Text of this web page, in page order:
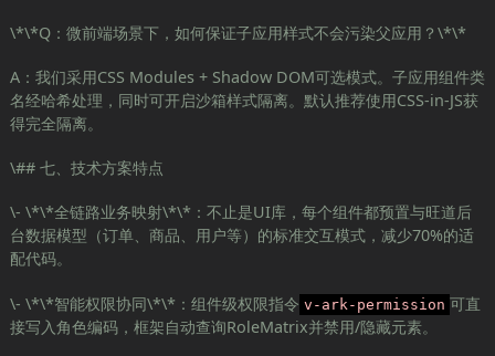
\*\*Q：微前端场景下，如何保证子应用样式不会污染父应用？\*\*
A：我们采用CSS Modules + Shadow DOM可选模式。子应用组件类
名经哈希处理，同时可开启沙箱样式隔离。默认推荐使用CSS-in-JS获
得完全隔离。
\## 七、技术方案特点
\- \*\*全链路业务映射\*\*：不止是UI库，每个组件都预置与旺道后
台数据模型（订单、商品、用户等）的标准交互模式，减少70%的适
配代码。
\- \*\*智能权限协同\*\*：组件级权限指令 v-ark-permission 可直
接写入角色编码，框架自动查询RoleMatrix并禁用/隐藏元素。